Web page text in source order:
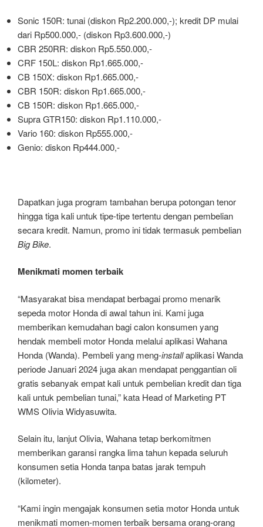
Sonic 150R: tunai (diskon Rp2.200.000,-); kredit DP mulai
dari Rp500.000,- (diskon Rp3.600.000,-)
CBR 250RR: diskon Rp5.550.000,-
CRF 150L: diskon Rp1.665.000,-
CB 150X: diskon Rp1.665.000,-
CBR 150R: diskon Rp1.665.000,-
CB 150R: diskon Rp1.665.000,-
Supra GTR150: diskon Rp1.110.000,-
Vario 160: diskon Rp555.000,-
Genio: diskon Rp444.000,-
Dapatkan juga program tambahan berupa potongan tenor
hingga tiga kali untuk tipe-tipe tertentu dengan pembelian
secara kredit. Namun, promo ini tidak termasuk pembelian
Big Bike.
Menikmati momen terbaik
“Masyarakat bisa mendapat berbagai promo menarik
sepeda motor Honda di awal tahun ini. Kami juga
memberikan kemudahan bagi calon konsumen yang
hendak membeli motor Honda melalui aplikasi Wahana
Honda (Wanda). Pembeli yang meng-installaplikasi Wanda
periode Januari 2024 juga akan mendapat penggantian oli
gratis sebanyak empat kali untuk pembelian kredit dan tiga
kali untuk pembelian tunai,” kata Head of Marketing PT
WMS Olivia Widyasuwita.
Selain itu, lanjut Olivia, Wahana tetap berkomitmen
memberikan garansi rangka lima tahun kepada seluruh
konsumen setia Honda tanpa batas jarak tempuh
(kilometer).
“Kami ingin mengajak konsumen setia motor Honda untuk
menikmati momen-momen terbaik bersama orang-orang